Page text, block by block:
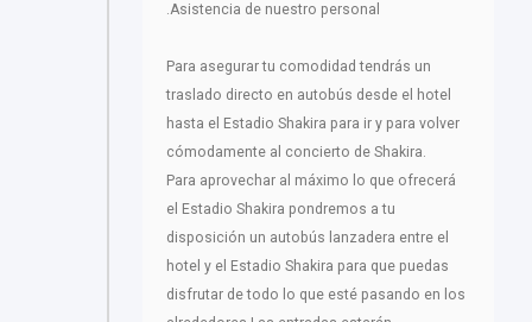
.Asistencia de nuestro personal
Para asegurar tu comodidad tendrás un
traslado directo en autobús desde el hotel
hasta el Estadio Shakira para ir y para volver
cómodamente al concierto de Shakira.
Para aprovechar al máximo lo que ofrecerá
el Estadio Shakira pondremos a tu
disposición un autobús lanzadera entre el
hotel y el Estadio Shakira para que puedas
disfrutar de todo lo que esté pasando en los